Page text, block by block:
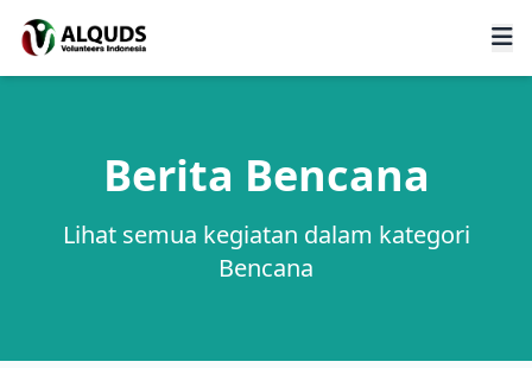
Berita Bencana
Lihat semua kegiatan dalam kategori
Bencana